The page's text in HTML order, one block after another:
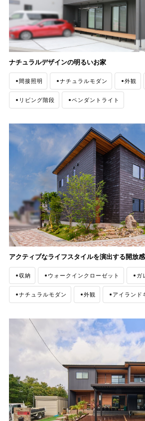
ナチュラルデザインの明るいお家
間接照明 ナチュラルモダン 外観
リビング階段 ペンダントライト
アクティブなライフスタイルを演出する開放
収納 ウォークインクローゼット ガ
ナチュラルモダン 外観 アイランド